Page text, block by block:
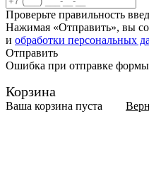
Проверьте правильность
Нажимая «Отправить», вы
и обработки персональных
Отправить
Ошибка при отправке формы
Корзина
Ваша корзина пуста